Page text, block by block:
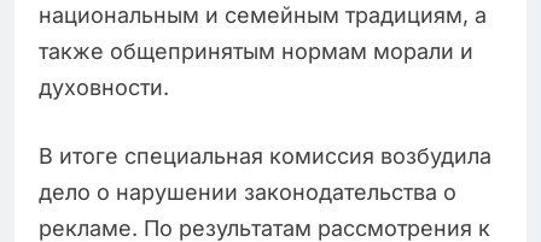
национальным и семейным традициям, а
также общепринятым нормам морали и
духовности.
В итоге специальная комиссия возбудила
дело о нарушении законодательства о
рекламе. По результатам рассмотрения к